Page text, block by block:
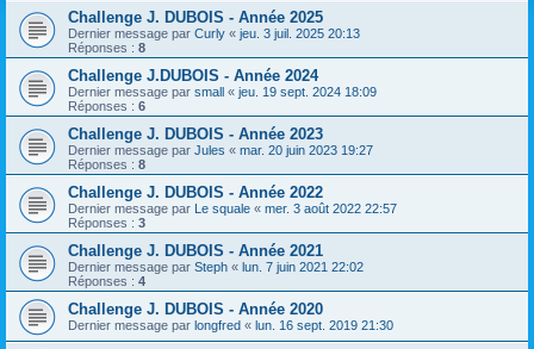
Challenge J. DUBOIS - Année 2025
Dernier message par Curly « jeu. 3 juil. 2025 20:13
Réponses : 8
Challenge J.DUBOIS - Année 2024
Dernier message par small « jeu. 19 sept. 2024 18:09
Réponses : 6
Challenge J. DUBOIS - Année 2023
Dernier message par Jules « mar. 20 juin 2023 19:27
Réponses : 8
Challenge J. DUBOIS - Année 2022
Dernier message par Le squale « mer. 3 août 2022 22:57
Réponses : 3
Challenge J. DUBOIS - Année 2021
Dernier message par Steph « lun. 7 juin 2021 22:02
Réponses : 4
Challenge J. DUBOIS - Année 2020
Dernier message par longfred « lun. 16 sept. 2019 21:30